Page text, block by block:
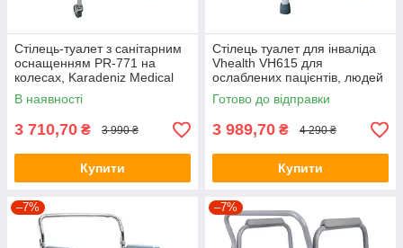
Стілець-туалет з санітарним
оснащенням PR-771 на
колесах, Karadeniz Medical
(Туреччина), (03665)
В наявності
3 710,70 ₴ 3 990 ₴
Купити
Стілець туалет для інваліда
Vhealth VH615 для
ослаблених пацієнтів, людей
похилого віку та інвалідів.
Готово до відправки
3 989,70 ₴ 4 290 ₴
Купити
–7% –7%